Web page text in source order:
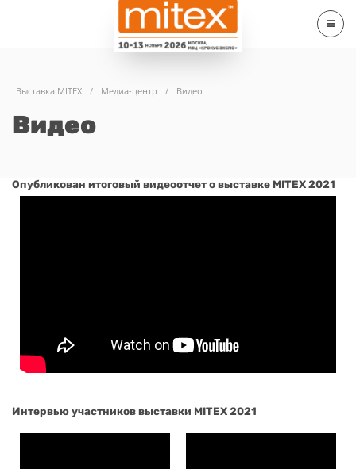
Выставка MITEX / Медиа-центр / Видео
Видео
Опубликован итоговый видеоотчет о выставке MITEX 2021
Интервью участников выставки MITEX 2021